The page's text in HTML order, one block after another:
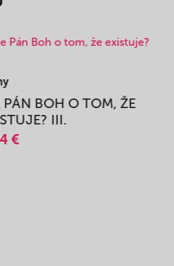
PÁN BOH O TOM, ŽE
III.
€